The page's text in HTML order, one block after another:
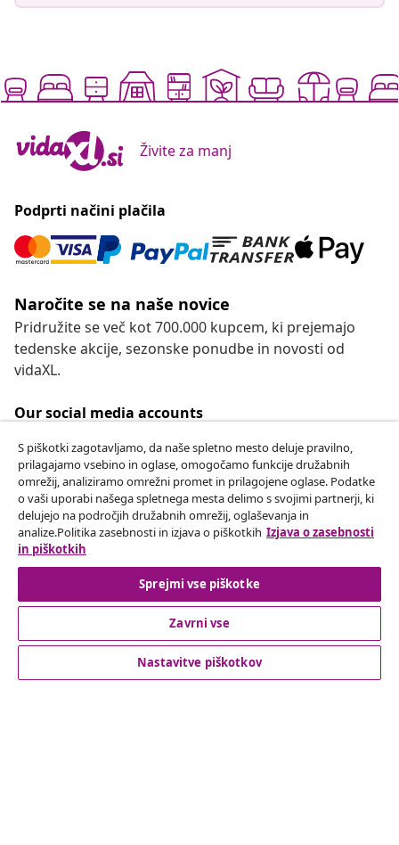
Živite za manj
Podprti načini plačila
Naročite se na naše novice
Pridružite se več kot 700.000 kupcem, ki prejemajo
tedenske akcije, sezonske ponudbe in novosti od
vidaXL.
Our social media accounts
Odstop od pogodbe
Oddaj zahtevek za odstop od naročila.
Odstop od pogodbe
Podpora za stranke
S piškotki zagotavljamo, da naše spletno mesto deluje pravilno,
prilagajamo vsebino in oglase, omogočamo funkcije družabnih
omrežij, analiziramo omrežni promet in prilagojene oglase. Podatke
o vaši uporabi našega spletnega mesta delimo s svojimi partnerji, ki
delujejo na področjih družabnih omrežij, oglaševanja in
analize.Politika zasebnosti in izjava o piškotkih Izjava o zasebnosti
in piškotkih
Sprejmi vse piškotke
Zavrni vse
Nastavitve piškotkov